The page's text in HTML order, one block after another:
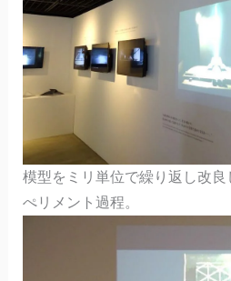
模型をミリ単位で繰り返し改
ぺリメント過程。